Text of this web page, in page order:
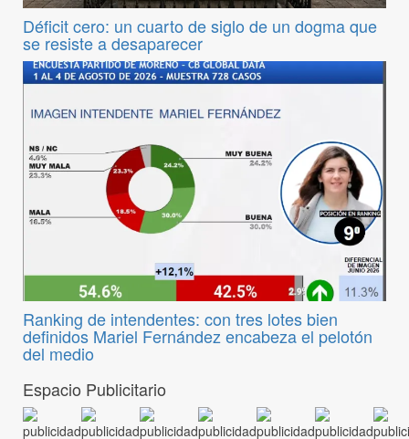
Déficit cero: un cuarto de siglo de un dogma que
se resiste a desaparecer
Ranking de intendentes: con tres lotes bien
definidos Mariel Fernández encabeza el pelotón
del medio
Espacio Publicitario